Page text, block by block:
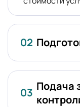
02
03 Подача